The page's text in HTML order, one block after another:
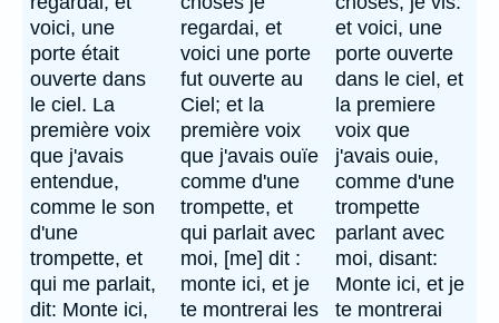
voici, une
porte était
ouverte dans
le ciel. La
première voix
que j'avais
entendue,
comme le son
d'une
trompette, et
qui me parlait,
dit: Monte ici,
regardai, et
voici une porte
fut ouverte au
Ciel; et la
première voix
que j'avais ouïe
comme d'une
trompette, et
qui parlait avec
moi, [me] dit :
monte ici, et je
te montrerai les
et voici, une
porte ouverte
dans le ciel, et
la premiere
voix que
j'avais ouie,
comme d'une
trompette
parlant avec
moi, disant:
Monte ici, et je
te montrerai